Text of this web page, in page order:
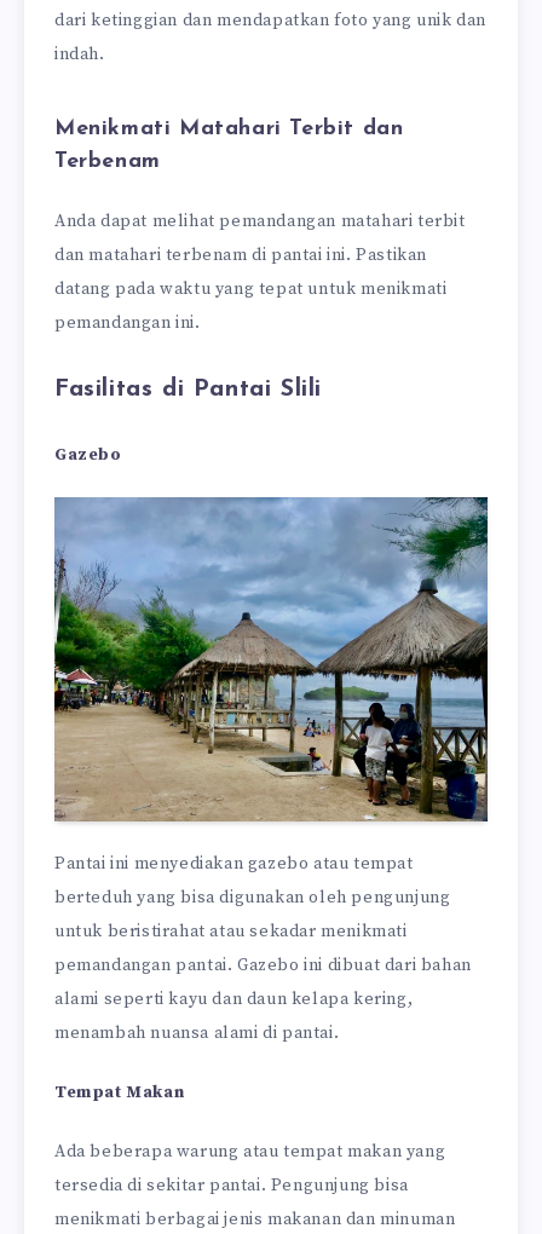
dari ketinggian dan mendapatkan foto yang unik dan
indah.
Menikmati Matahari Terbit dan
Terbenam
Anda dapat melihat pemandangan matahari terbit
dan matahari terbenam di pantai ini. Pastikan
datang pada waktu yang tepat untuk menikmati
pemandangan ini.
Fasilitas di Pantai Slili
Gazebo
Pantai ini menyediakan gazebo atau tempat
berteduh yang bisa digunakan oleh pengunjung
untuk beristirahat atau sekadar menikmati
pemandangan pantai. Gazebo ini dibuat dari bahan
alami seperti kayu dan daun kelapa kering,
menambah nuansa alami di pantai.
Tempat Makan
Ada beberapa warung atau tempat makan yang
tersedia di sekitar pantai. Pengunjung bisa
menikmati berbagai jenis makanan dan minuman